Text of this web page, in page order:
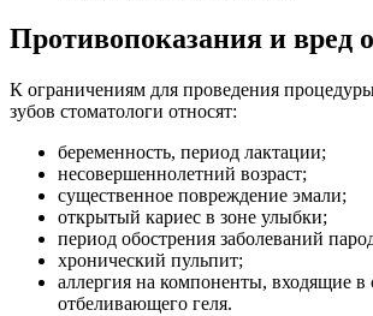
Противопоказания и вред
К ограничениям для проведения
зубов стоматологи относят:
беременность, период лактации;
несовершеннолетний возраст;
существенное повреждение эмали;
открытый кариес в зоне улыбки;
период обострения заболеваний
хронический пульпит;
аллергия на компоненты, входящие в
отбеливающего геля.